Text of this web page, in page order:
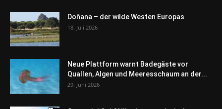
Doñana – der wilde Westen Europas
18. Juli 2026
Neue Plattform warnt Badegäste vor
Quallen, Algen und Meeresschaum an der...
29. Juni 2026